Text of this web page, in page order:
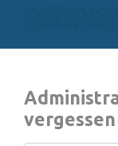
vergessen